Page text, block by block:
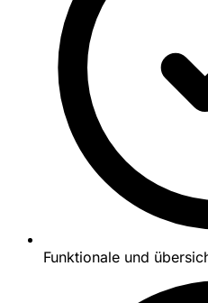
Funktionale und